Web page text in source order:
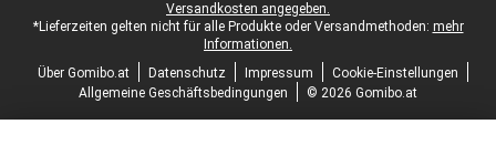
Versandkosten angegeben.
*Lieferzeiten gelten nicht für alle Produkte oder Versandmethoden: mehr
Informationen.
Über Gomibo.at
Datenschutz Impressum
Cookie-Einstellungen
Allgemeine Geschäftsbedingungen
© 2026 Gomibo.at